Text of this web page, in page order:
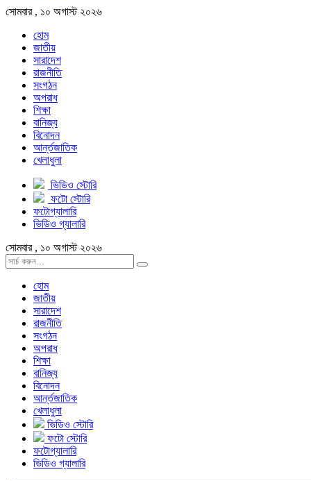
সোমবার , ১০ অগাস্ট ২০২৬
হোম
জাতীয়
সারাদেশ
রাজনীতি
সংগঠন
অপরাধ
শিক্ষা
বানিজ্য
বিনোদন
আর্ন্তজাতিক
খেলাধুলা
ভিডিও স্টোরি
ফটো স্টোরি
ফটোগ্যালারি
ভিডিও গ্যালারি
সোমবার , ১০ অগাস্ট ২০২৬
হোম
জাতীয়
সারাদেশ
রাজনীতি
সংগঠন
অপরাধ
শিক্ষা
বানিজ্য
বিনোদন
আর্ন্তজাতিক
খেলাধুলা
ভিডিও স্টোরি
ফটো স্টোরি
ফটোগ্যালারি
ভিডিও গ্যালারি